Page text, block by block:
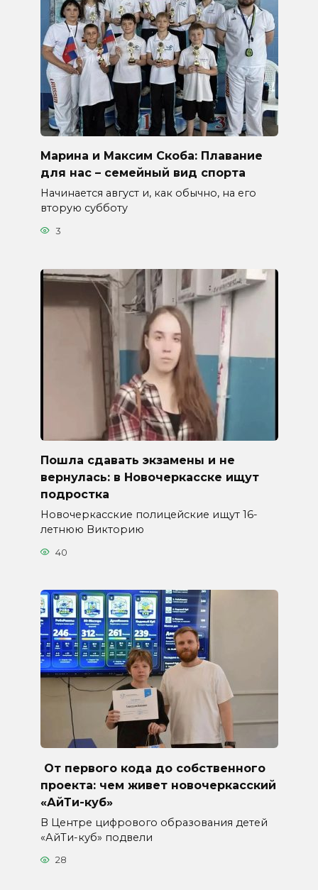
Марина и Максим Скоба: Плавание
для нас – семейный вид спорта
Начинается август и, как обычно, на его
вторую субботу
3
Пошла сдавать экзамены и не
вернулась: в Новочеркасске ищут
подростка
Новочеркасские полицейские ищут 16-
летнюю Викторию
40
От первого кода до собственного
проекта: чем живет новочеркасский
«АйТи-куб»
В Центре цифрового образования детей
«АйТи-куб» подвели
28